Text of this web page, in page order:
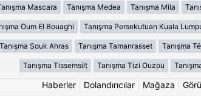
Mascara Tanışma Medea Tanışma Mila
Oum El Bouaghi Tanışma Persekutuan Kuala
Tanışma Souk Ahras Tanışma Tamanrasset Tanışma
Tanışma Tissemsilt Tanışma Tizi Ouzou
Haberler Dolandırıcılar Mağaza